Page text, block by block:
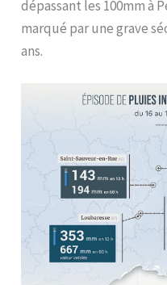
dépassant les 100mm à
marqué par une grave
ans.